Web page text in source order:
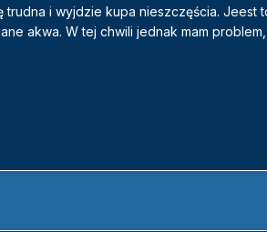
i wyjdzie kupa nieszczęścia. Jeest
akwa. W tej chwili jednak mam